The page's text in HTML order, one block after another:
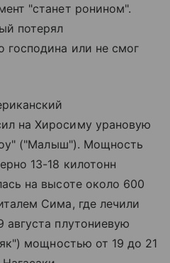
"станет ронином".
потерял
господина или не смог
на Хиросиму урановую
("Малыш"). Мощность
13-18 килотонн
на высоте около 600
Сима, где лечили
плутониевую
мощностью от 19 до 21